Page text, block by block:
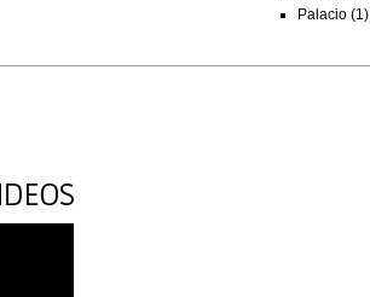
Palacio (1)